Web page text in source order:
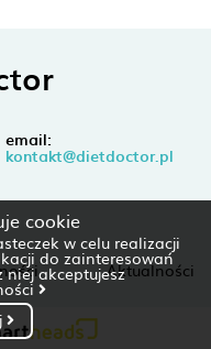
cookie
w celu realizacji
do zainteresowań
niej akceptujesz
email:
kontakt@dietdoctor.pl
Aktualności